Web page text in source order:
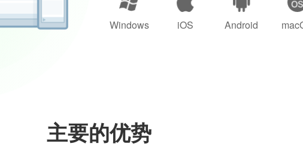
Windows iOS Android
主要的优势